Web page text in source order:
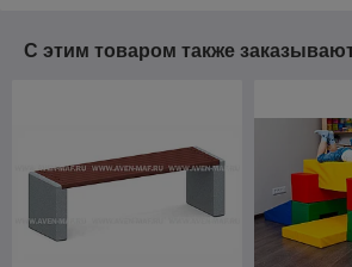
С этим товаром также